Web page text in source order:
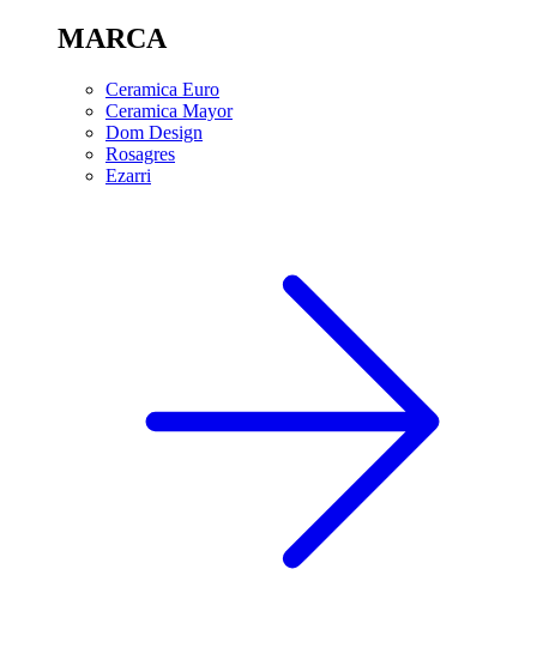
MARCA
Ceramica Euro
Ceramica Mayor
Dom Design
Rosagres
Ezarri